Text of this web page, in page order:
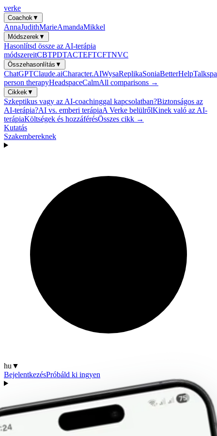
verke
Coachok▼
AnnaJudithMarieAmandaMikkel
Módszerek▼
Hasonlítsd össze az AI-terápia
módszereitCBTPDTACTEFTCFTNVC
Összehasonlítás ▼
ChatGPTClaude.aiCharacter.AIWysaReplikaSoniaBetterHelp
person therapyHeadspaceCalmAll comparisons →
Cikkek▼
Szkeptikus vagy az AI-coachinggal kapcsolatban?Biztonságos az
AI-terápia?AI vs. emberi terápiaA Verke belülrőlKinek való az AI-
terápiaKöltségek és hozzáférésÖsszes cikk →
Kutatás
Szakembereknek
hu ▼
BejelentkezésPróbáld ki ingyen